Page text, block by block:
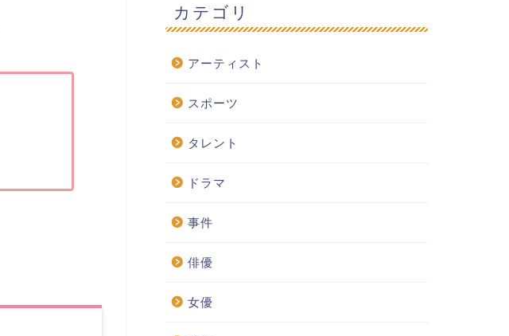
カテゴリ
アーティスト
スポーツ
タレント
ドラマ
事件
俳優
女優